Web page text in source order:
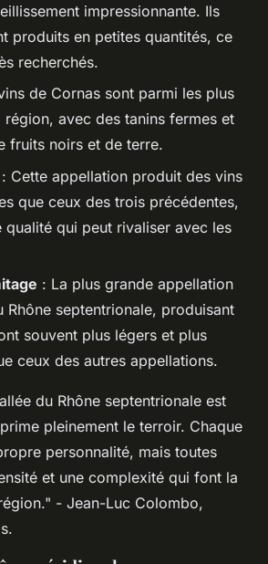
impressionnante. Ils
produits en petites quantités, ce
recherchés.
de Cornas sont parmi les plus
région, avec des tanins fermes et
fruits noirs et de terre.
: Cette appellation produit des vins
que ceux des trois précédentes,
qualité qui peut rivaliser avec les
: La plus grande appellation
Rhône septentrionale, produisant
souvent plus légers et plus
ceux des autres appellations.
du Rhône septentrionale est
pleinement le terroir. Chaque
personnalité, mais toutes
et une complexité qui font la
- Jean-Luc Colombo,